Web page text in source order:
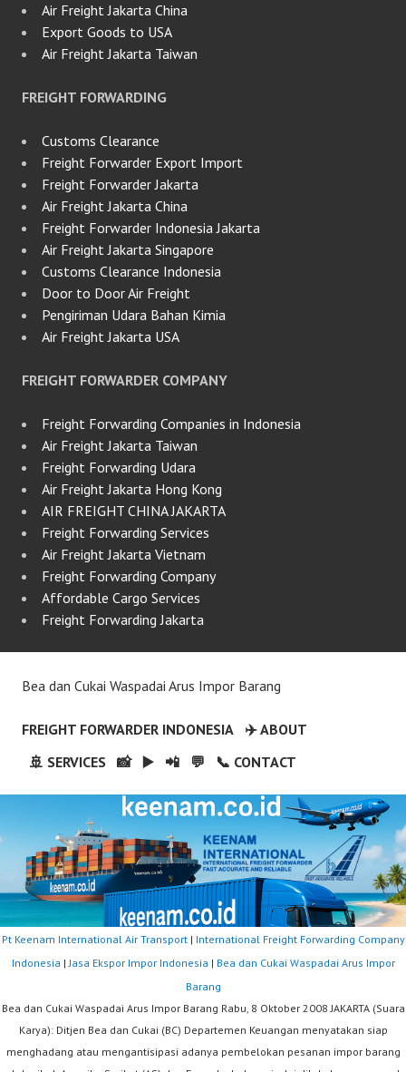
Air Freight Jakarta China
Export Goods to USA
Air Freight Jakarta Taiwan
FREIGHT FORWARDING
Customs Clearance
Freight Forwarder Export Import
Freight Forwarder Jakarta
Air Freight Jakarta China
Freight Forwarder Indonesia Jakarta
Air Freight Jakarta Singapore
Customs Clearance Indonesia
Door to Door Air Freight
Pengiriman Udara Bahan Kimia
Air Freight Jakarta USA
FREIGHT FORWARDER COMPANY
Freight Forwarding Companies in Indonesia
Air Freight Jakarta Taiwan
Freight Forwarding Udara
Air Freight Jakarta Hong Kong
AIR FREIGHT CHINA JAKARTA
Freight Forwarding Services
Air Freight Jakarta Vietnam
Freight Forwarding Company
Affordable Cargo Services
Freight Forwarding Jakarta
Bea dan Cukai Waspadai Arus Impor Barang
FREIGHT FORWARDER INDONESIA
✈️ ABOUT
🚢 SERVICES
📸 ▶️ 📲 💬 📞 CONTACT
Pt Keenam International Air Transport| International Freight Forwarding Company
Indonesia | Jasa Ekspor Impor Indonesia | Bea dan Cukai Waspadai Arus Impor
Barang
Bea dan Cukai Waspadai Arus Impor Barang Rabu, 8 Oktober 2008 JAKARTA (Suara
Karya): Ditjen Bea dan Cukai (BC) Departemen Keuangan menyatakan siap
menghadang atau mengantisipasi adanya pembelokan pesanan impor barang